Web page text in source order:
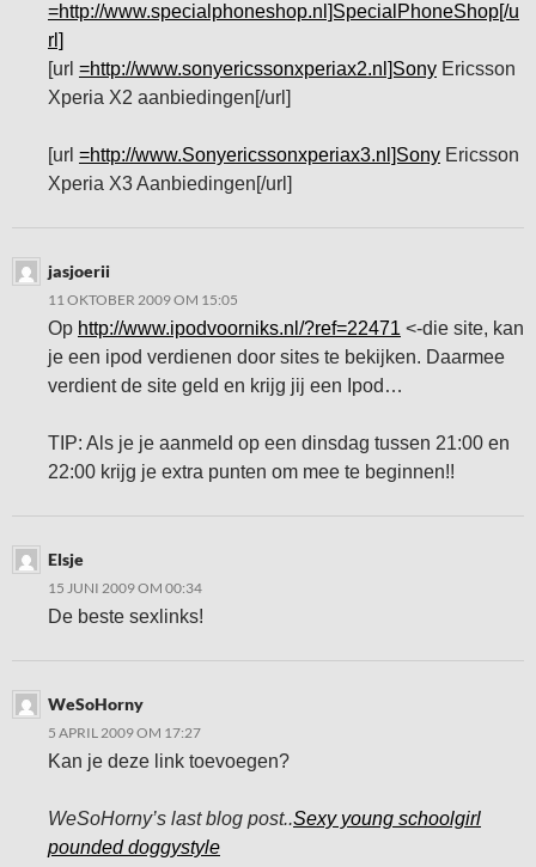
=http://www.specialphoneshop.nl]SpecialPhoneShop[/u
rl]
[url =http://www.sonyericssonxperiax2.nl]Sony Ericsson
Xperia X2 aanbiedingen[/url]
[url =http://www.Sonyericssonxperiax3.nl]Sony Ericsson
Xperia X3 Aanbiedingen[/url]
jasjoerii
11 OKTOBER 2009 OM 15:05
Op http://www.ipodvoorniks.nl/?ref=22471 <-die site, kan
je een ipod verdienen door sites te bekijken. Daarmee
verdient de site geld en krijg jij een Ipod…
TIP: Als je je aanmeld op een dinsdag tussen 21:00 en
22:00 krijg je extra punten om mee te beginnen!!
Elsje
15 JUNI 2009 OM 00:34
De beste sexlinks!
WeSoHorny
5 APRIL 2009 OM 17:27
Kan je deze link toevoegen?
WeSoHorny’s last blog post..Sexy young schoolgirl
pounded doggystyle